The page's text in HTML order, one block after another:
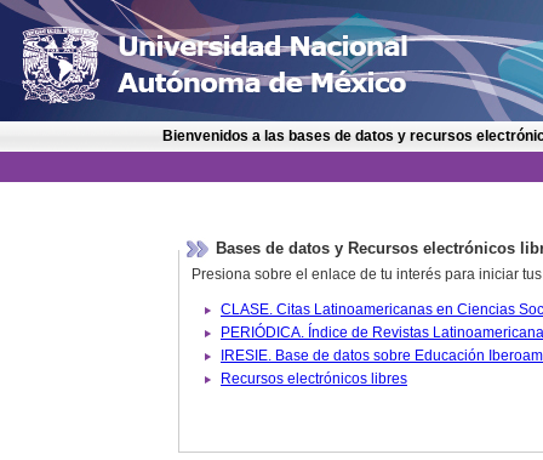
Bienvenidos a las bases de datos y recursos
Bases de datos y Recursos electrónicos
Presiona sobre el enlace de tu interés para iniciar
IRESIE. Base de datos
Recursos electrónicos libres